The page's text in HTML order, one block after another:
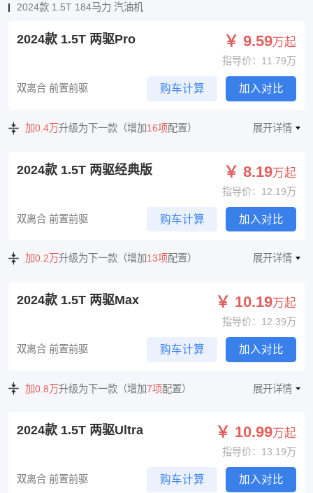
2024款 1.5T 184马力 汽油机
2024款 1.5T 两驱Pro ￥ 9.59万起
指导价：11.79万
双离合 前置前驱 购车计算 加入对比
加0.4万升级为下一款（增加16项配置） 展开详情
2024款 1.5T 两驱经典版 ￥ 8.19万起
指导价：12.19万
双离合 前置前驱 购车计算 加入对比
加0.2万升级为下一款（增加13项配置） 展开详情
2024款 1.5T 两驱Max ￥ 10.19万起
指导价：12.39万
双离合 前置前驱 购车计算 加入对比
加0.8万升级为下一款（增加7项配置） 展开详情
2024款 1.5T 两驱Ultra ￥ 10.99万起
指导价：13.19万
双离合 前置前驱 购车计算 加入对比